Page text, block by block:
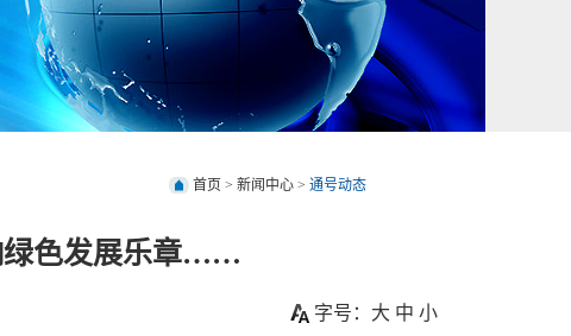
首页 > 新闻中心 > 通号动态
绿色发展乐章……
字号： 大 中 小